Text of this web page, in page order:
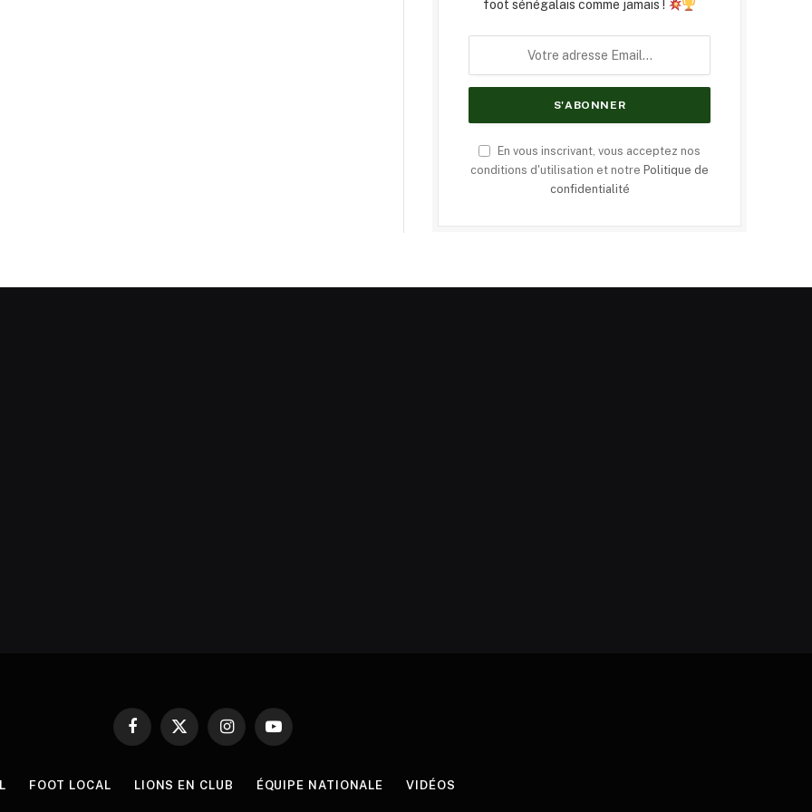
foot sénégalais comme jamais !
En vous inscrivant, vous acceptez nos
conditions d'utilisation et notre Politique de
confidentialité
Facebook
X
InstagramYouTube
FOOT LOCAL LIONS EN CLUB ÉQUIPE NATIONALE VIDÉOS